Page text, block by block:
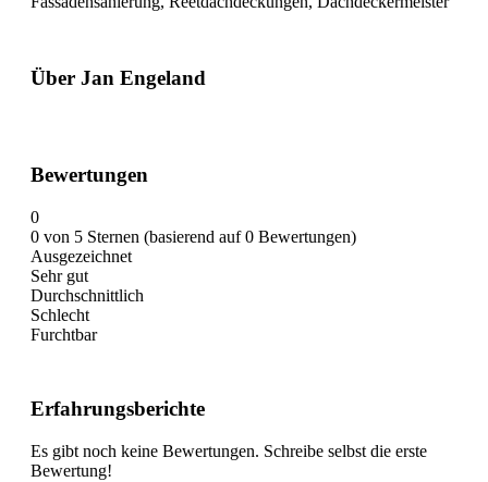
Über Jan Engeland
Bewertungen
0
0 von 5 Sternen (basierend auf 0 Bewertungen)
Ausgezeichnet
Sehr gut
Durchschnittlich
Schlecht
Furchtbar
Erfahrungsberichte
Es gibt noch keine Bewertungen. Schreibe selbst die erste
Bewertung!